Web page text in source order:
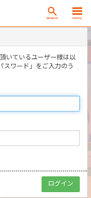
SEARCH MENU
いているユーザー様は以
スワード」をご入力のう